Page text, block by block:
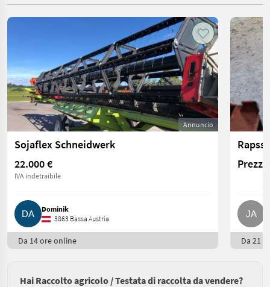
Annuncio
Sojaflex Schneidwerk
22.000 €
IVA indetraibile
Dominik
3863 Bassa Austria
Da 14 ore online Da 21
Hai Raccolto agricolo / Testata di raccolta da vendere?